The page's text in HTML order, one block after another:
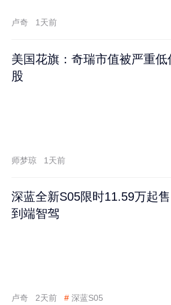
卢奇 1天前
美国花旗：奇瑞市值被严重
股
师梦琼 1天前
深蓝全新S05限时11.59万起
到端智驾
卢奇 2天前 # 深蓝S05